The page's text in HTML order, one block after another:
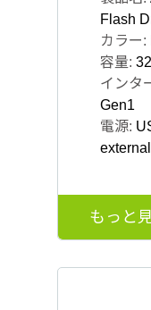
Flash
カラー:
容量:
インタ
Gen1
電源:
もっと